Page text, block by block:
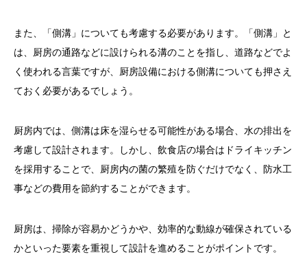
また、「側溝」についても考慮する必要があります。「側溝」と
は、厨房の通路などに設けられる溝のことを指し、道路などでよ
く使われる言葉ですが、厨房設備における側溝についても押さえ
ておく必要があるでしょう。
厨房内では、側溝は床を湿らせる可能性がある場合、水の排出を
考慮して設計されます。しかし、飲食店の場合はドライキッチン
を採用することで、厨房内の菌の繁殖を防ぐだけでなく、防水工
事などの費用を節約することができます。
厨房は、掃除が容易かどうかや、効率的な動線が確保されている
かといった要素を重視して設計を進めることがポイントです。